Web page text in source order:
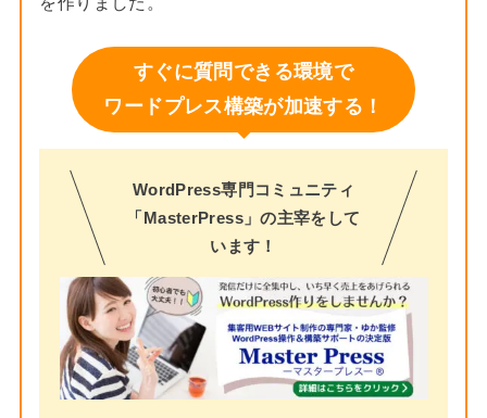
すぐに質問できる環境で
ワードプレス構築が加速する！
WordPress専門コミュニティ
「MasterPress」の主宰をして
います！